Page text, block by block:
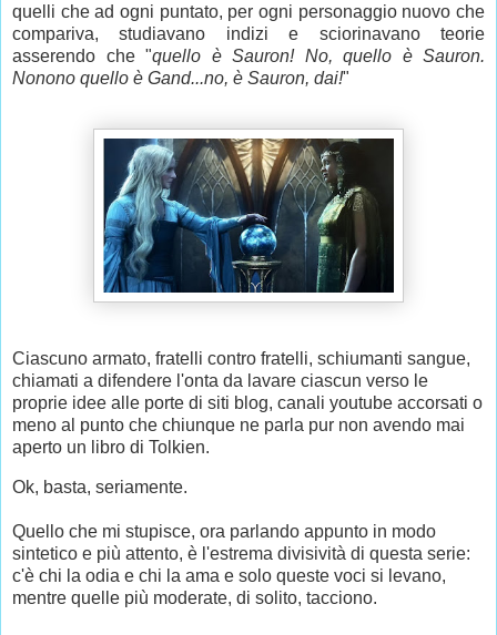
quelli che ad ogni puntato, per ogni personaggio nuovo che
compariva, studiavano indizi e sciorinavano teorie
asserendo che "quello è Sauron! No, quello è Sauron.
Nonono quello è Gand...no, è Sauron, dai!"
Ciascuno armato, fratelli contro fratelli, schiumanti sangue,
chiamati a difendere l'onta da lavare ciascun verso le
proprie idee alle porte di siti blog, canali youtube accorsati o
meno al punto che chiunque ne parla pur non avendo mai
aperto un libro di Tolkien.
Ok, basta, seriamente.
Quello che mi stupisce, ora parlando appunto in modo
sintetico e più attento, è l'estrema divisività di questa serie:
c'è chi la odia e chi la ama e solo queste voci si levano,
mentre quelle più moderate, di solito, tacciono.